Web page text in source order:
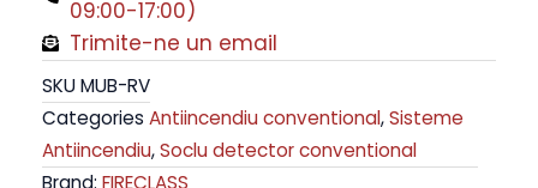
09:00-17:00)
Trimite-ne un email
SKUMUB-RV
Categories Antiincendiu conventional,Sisteme
Antiincendiu,Soclu detector conventional
Brand: FIRECLASS